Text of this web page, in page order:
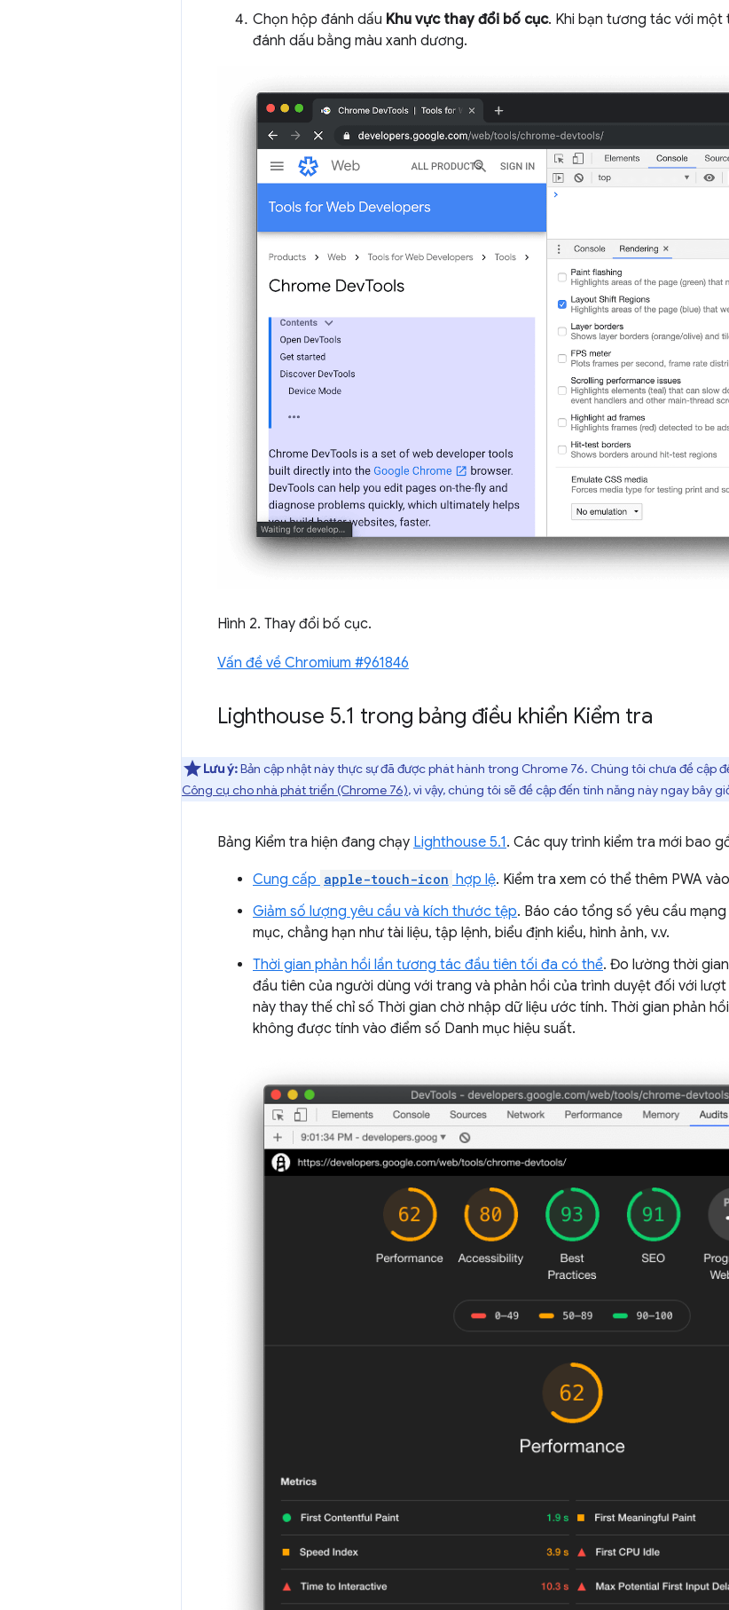
Chọn hộp đánh dấu Khu vực thay đổi bố cục. Khi bạn tương tác với
đánh dấu bằng màu xanh dương.
Hình 2. Thay đổi bố cục.
Vấn đề về Chromium #961846
Lighthouse 5.1 trong bảng điều khiển Kiểm tra
Lưu ý:Bản cập nhật này thực sự đã được phát hành trong Chrome 76. Chúng tôi chưa đề cập
Công cụ cho nhà phát triển (Chrome 76), vì vậy, chúng tôi sẽ đề cập đến tính năng này ngay bây
Bảng Kiểm tra hiện đang chạy Lighthouse 5.1. Các quy trình kiểm tra mới bao
Cung cấp apple-touch-icon hợp lệ. Kiểm tra xem có thể thêm PWA
Giảm số lượng yêu cầu và kích thước tệp. Báo cáo tổng số yêu cầu
mục, chẳng hạn như tài liệu, tập lệnh, biểu định kiểu, hình ảnh, v.v.
Thời gian phản hồi lần tương tác đầu tiên tối đa có thể. Đo lường thời
đầu tiên của người dùng với trang và phản hồi của trình duyệt đối với
này thay thế chỉ số Thời gian chờ nhập dữ liệu ước tính. Thời gian phản
không được tính vào điểm số Danh mục hiệu suất.